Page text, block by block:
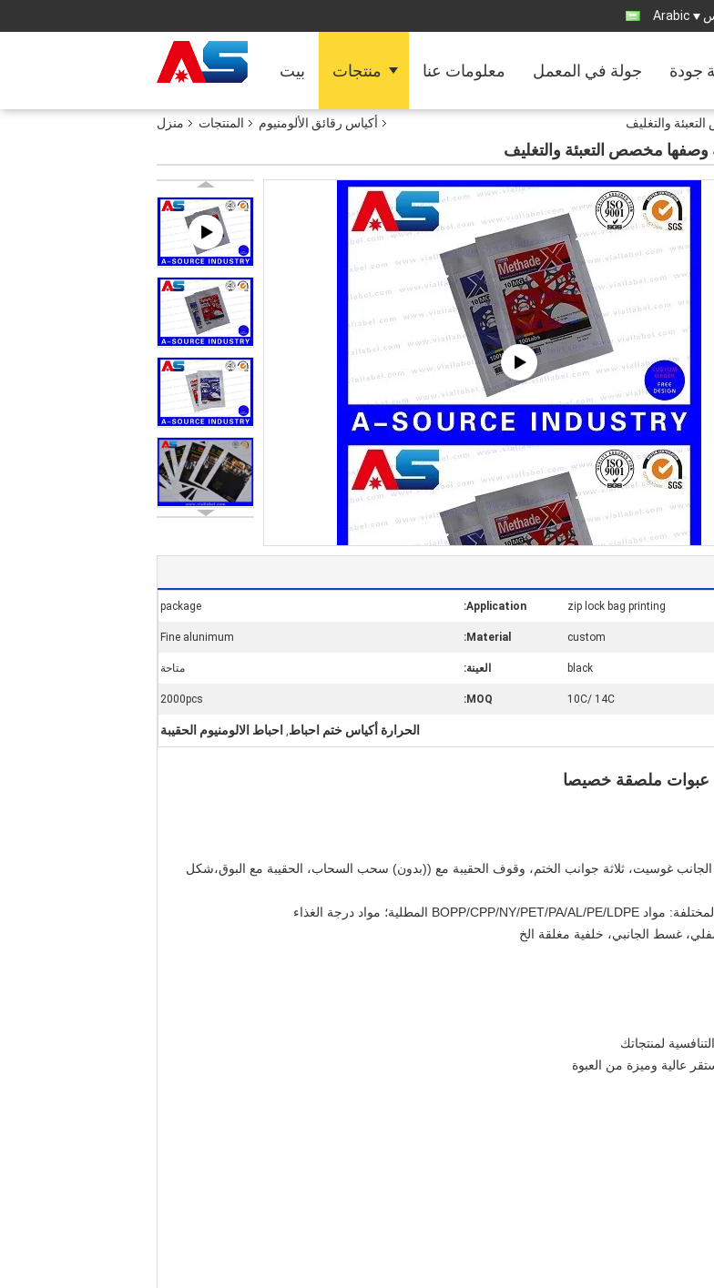
Arabic
بيت منتجات معلومات عنا جولة في المعمل جودة
منزل المنتجات أكياس رقائق الألومنيوم والتغليف
وصفها مخصص التعبئة والتغليف
zip lock bag printing
Application:
package
custom
Material:
Fine alunimum
black العينة: متاحة
10C/ 14C
MOQ:
2000pcs
الحرارة أكياس ختم احباط, احباط الالومنيوم الحقيبة
عبوات ملصقة خصيصا
غوسيت، ثلاثة جوانب الختم، وقوف الحقيبة مع ((بدون) سحب السحاب، الحقيبة مع البوق،شكل